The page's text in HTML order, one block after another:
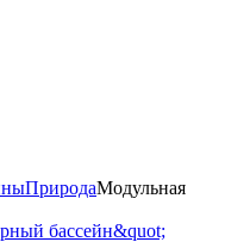
ПриродаМодульная